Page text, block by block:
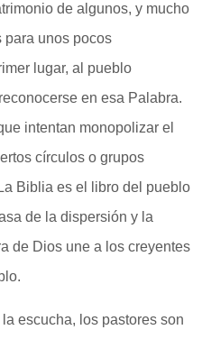
de algunos, y mucho
para unos pocos
lugar, al pueblo
en esa Palabra.
intentan monopolizar el
círculos o grupos
Biblia es el libro del pueblo
de la dispersión y la
de Dios une a los creyentes
escucha, los pastores son